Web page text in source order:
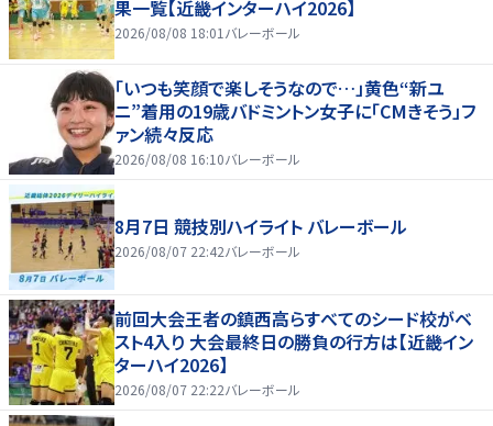
果一覧【近畿インターハイ2026】
2026/08/08 18:01 バレーボール
「いつも笑顔で楽しそうなので…」黄色“新ユ
ニ”着用の19歳バドミントン女子に「CMきそう」フ
ァン続々反応
2026/08/08 16:10バレーボール
8月7日 競技別ハイライト バレーボール
2026/08/07 22:42バレーボール
前回大会王者の鎮西高らすべてのシード校がベ
スト4入り 大会最終日の勝負の行方は【近畿イン
ターハイ2026】
2026/08/07 22:22バレーボール